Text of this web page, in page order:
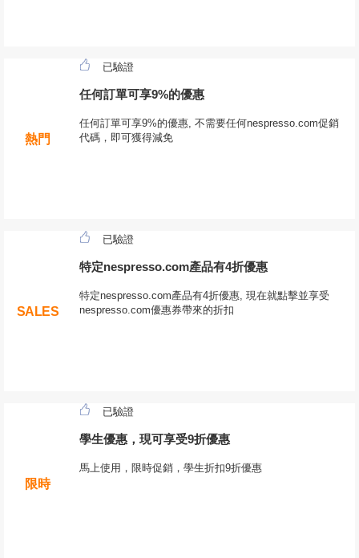
熱門
已驗證
任何訂單可享9%的優惠
任何訂單可享9%的優惠, 不需要任何nespresso.com促銷
代碼，即可獲得減免
SALES
已驗證
特定nespresso.com產品有4折優惠
特定nespresso.com產品有4折優惠, 現在就點擊並享受
nespresso.com優惠券帶來的折扣
限時
已驗證
學生優惠，現可享受9折優惠
馬上使用，限時促銷，學生折扣9折優惠